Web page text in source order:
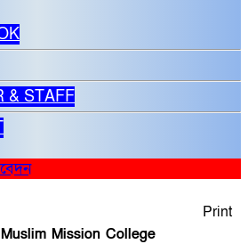
& STAFF
Print
Mission College